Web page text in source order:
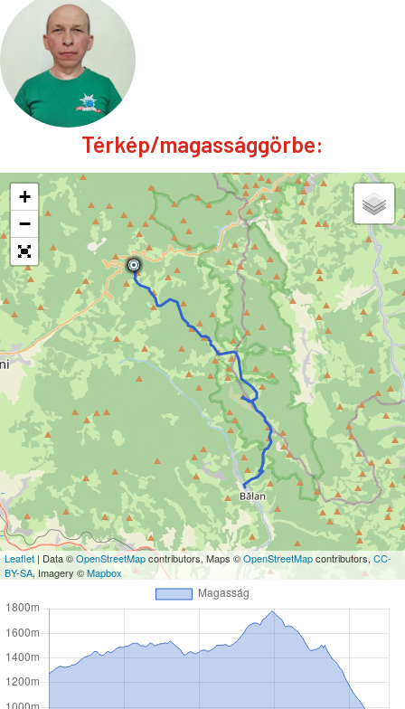
Térkép/magassággörbe:
+
−
Leaflet | Data ©OpenStreetMapcontributors, Maps ©OpenStreetMapcontributors, CC-
BY-SA, Imagery ©Mapbox